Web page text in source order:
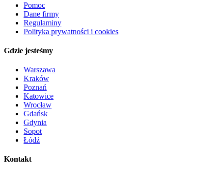
Pomoc
Dane firmy
Regulaminy
Polityka prywatności i cookies
Gdzie jesteśmy
Warszawa
Kraków
Poznań
Katowice
Wrocław
Gdańsk
Gdynia
Sopot
Łódź
Kontakt